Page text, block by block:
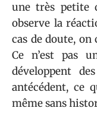
une très petite
observe la
cas de doute,
Ce n’est pas
développent
antécédent, ce
même sans